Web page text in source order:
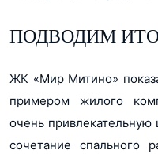
ПОДВОДИМ
ЖК «Мир Митино»
примером жилого
очень привлекательную
сочетание спального